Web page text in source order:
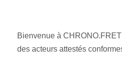
Bienvenue à
des acteurs attestés